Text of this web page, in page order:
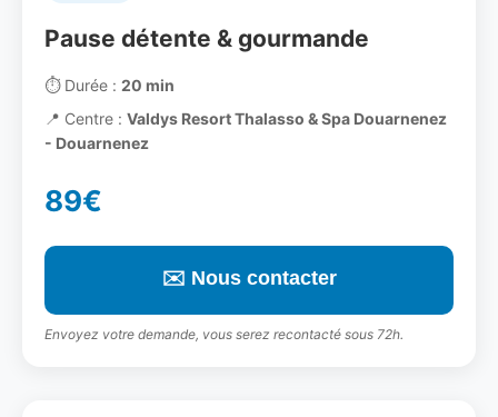
Pause détente & gourmande
⏱️Durée : 20 min
📍 Centre : Valdys Resort Thalasso & Spa Douarnenez
- Douarnenez
89€
✉️ Nous contacter
Envoyez votre demande, vous serez recontacté sous 72h.